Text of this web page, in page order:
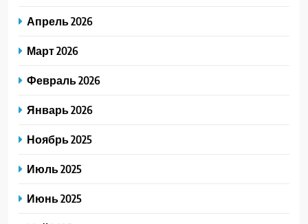
Апрель 2026
Март 2026
Февраль 2026
Январь 2026
Ноябрь 2025
Июль 2025
Июнь 2025